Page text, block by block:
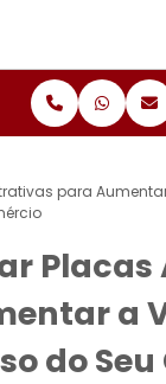
para
a
do